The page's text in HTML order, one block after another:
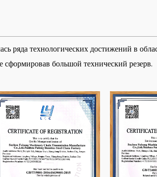
технологических достижений в
сформировав большой технический резерв.